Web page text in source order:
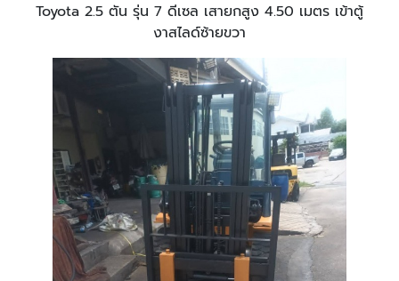
Toyota 2.5 ตัน รุ่น 7 ดีเซล เสายกสูง 4.50 เมตร เข้าตู้
งาสไลด์ซ้ายขวา